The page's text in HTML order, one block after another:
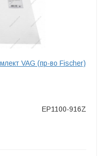
VAG (пр-во Fischer)
EP1100-916Z